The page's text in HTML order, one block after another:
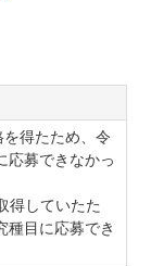
得たため、令
応募できなかっ
得していたた
種目に応募でき